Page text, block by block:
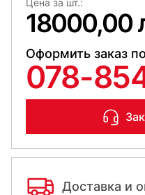
Цена за шт.:
18000,00
Оформить заказ
078-
Доставка и